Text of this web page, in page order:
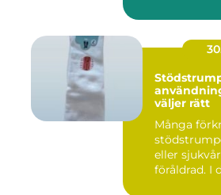
Stödstrumpor
väljer rätt
Många
eller
föråldrad. I